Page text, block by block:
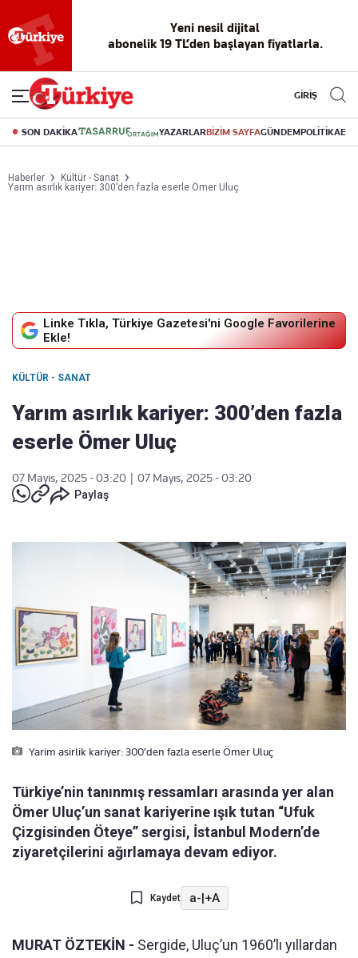
Yeni nesil dijital
abonelik 19 TL’den başlayan fiyatlarla.
GİRİŞ
SON DAKİKA YAZARLARBİZİM SAYFAGÜNDEMPOLİTİKA
Haberler
Kültür - Sanat
Yarım asırlık kariyer: 300’den fazla eserle Ömer Uluç
Linke Tıkla, Türkiye Gazetesi'ni Google Favorilerine
Ekle!
KÜLTÜR - SANAT
Yarım asırlık kariyer: 300’den fazla
eserle Ömer Uluç
07 Mayıs, 2025 - 03:20
07 Mayıs, 2025 - 03:20
Paylaş
Yarim asirlik kariyer: 300’den fazla eserle Ömer Uluç
Türkiye’nin tanınmış ressamları arasında yer alan
Ömer Uluç’un sanat kariyerine ışık tutan “Ufuk
Çizgisinden Öteye” sergisi, İstanbul Modern’de
ziyaretçilerini ağırlamaya devam ediyor.
Kaydet a-|+A
MURAT ÖZTEKİN - Sergide, Uluç’un 1960’lı yıllardan